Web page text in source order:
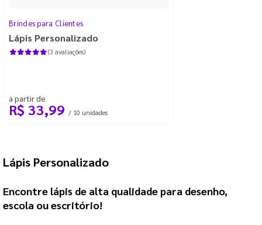
Brindes para Clientes
Lápis Personalizado
(3 avaliações)
a partir de
R$ 33,99 / 10 unidades
Lápis Personalizado
Encontre lápis de alta qualidade para desenho,
escola ou escritório!